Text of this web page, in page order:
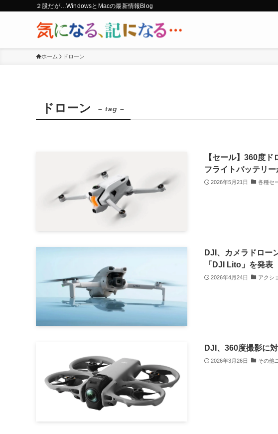
２股だが…WindowsとMacの最新情報Blog
ホーム ドローン
ドローン – tag –
【セール】360度
フライトバッテリ
2026年5月21日 各種セ
DJI、カメラドロー
「DJI Lito」を発表
2026年4月24日 アクシ
DJI、360度撮影に
2026年3月26日 その他